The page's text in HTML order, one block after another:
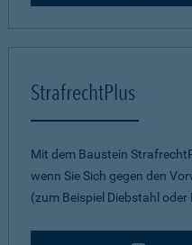
StrafrechtPlus
Mit dem Baustein
wenn Sie Sich gegen den
(zum Beispiel Diebstahl